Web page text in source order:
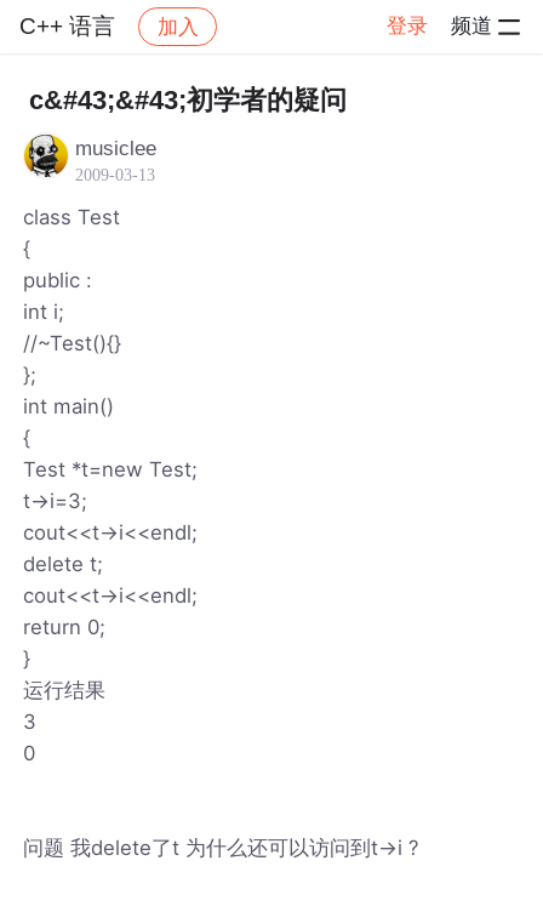
C++ 语言 加入 登录 频道
社区 C++ 语言 帖子详情
c&#43;&#43;初学者的疑问
musiclee
2009-03-13
class Test
{
public :
int i;
//~Test(){}
};
int main()
{
Test *t=new Test;
t->i=3;
cout<<t->i<<endl;
delete t;
cout<<t->i<<endl;
return 0;
}
运行结果
3
0
问题 我delete了t 为什么还可以访问到t->i ?